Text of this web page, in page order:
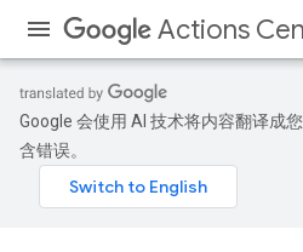
Actions
Google 会使用 AI 技术将内容翻译成
含错误。